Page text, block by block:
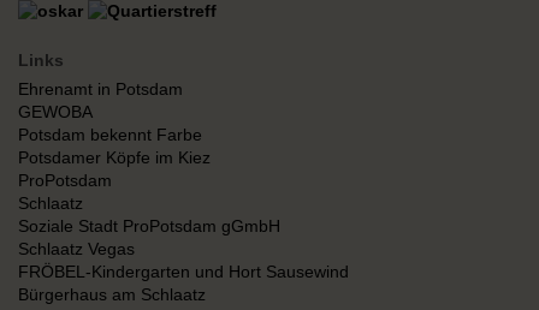
Links
Ehrenamt in Potsdam
GEWOBA
Potsdam bekennt Farbe
Potsdamer Köpfe im Kiez
ProPotsdam
Schlaatz
Soziale Stadt ProPotsdam gGmbH
Schlaatz Vegas
FRÖBEL-Kindergarten und Hort Sausewind
Bürgerhaus am Schlaatz